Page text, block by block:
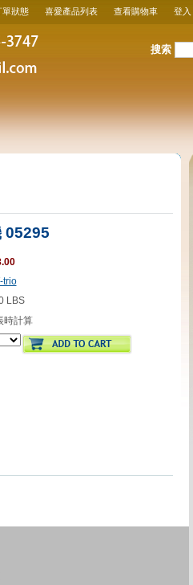
單狀態 喜愛產品列表 查看購物車 登入
搜索
05295
trio
LBS
時計算